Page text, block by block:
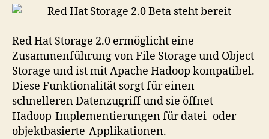
Red Hat Storage 2.0 ermöglicht eine
Zusammenführung von File Storage und Object
Storage und ist mit Apache Hadoop kompatibel.
Diese Funktionalität sorgt für einen
schnelleren Datenzugriff und sie öffnet
Hadoop-Implementierungen für datei- oder
objektbasierte-Applikationen.